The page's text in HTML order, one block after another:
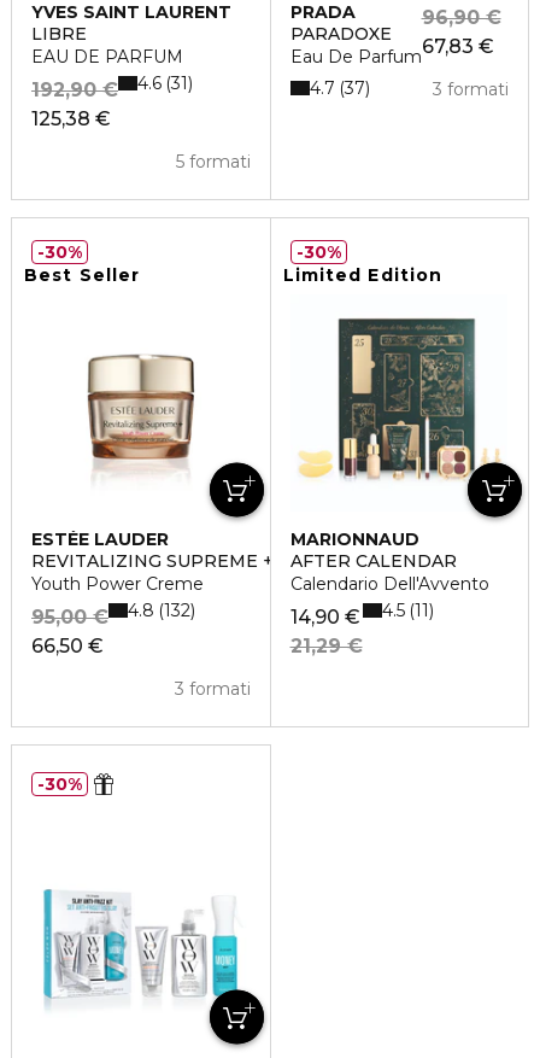
YVES SAINT LAURENT
LIBRE
EAU DE PARFUM
125,38 €
192,90 €
5 formati
4.6 31
PRADA
PARADOXE
Eau De Parfum67,83 €
96,90 €
3 formati
4.7 37
Best Seller
ESTÉE LAUDER
REVITALIZING SUPREME +
Youth Power Creme
66,50 €
95,00 €
3 formati
4.8 132
30%
Limited Edition
MARIONNAUD
AFTER CALENDAR
Calendario Dell'Avvento
14,90 €
21,29 €
4.5 11
30%
30%